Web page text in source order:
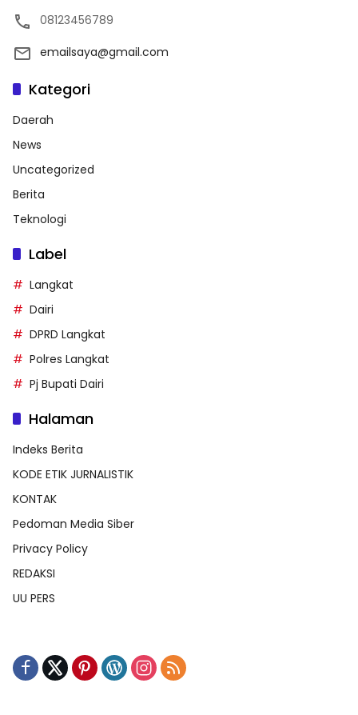
08123456789
emailsaya@gmail.com
Kategori
Daerah
News
Uncategorized
Berita
Teknologi
Label
Langkat
Dairi
DPRD Langkat
Polres Langkat
Pj Bupati Dairi
Halaman
Indeks Berita
KODE ETIK JURNALISTIK
KONTAK
Pedoman Media Siber
Privacy Policy
REDAKSI
UU PERS